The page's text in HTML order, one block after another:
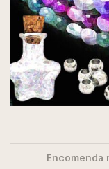
Encomenda